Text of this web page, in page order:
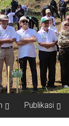
Publikasi